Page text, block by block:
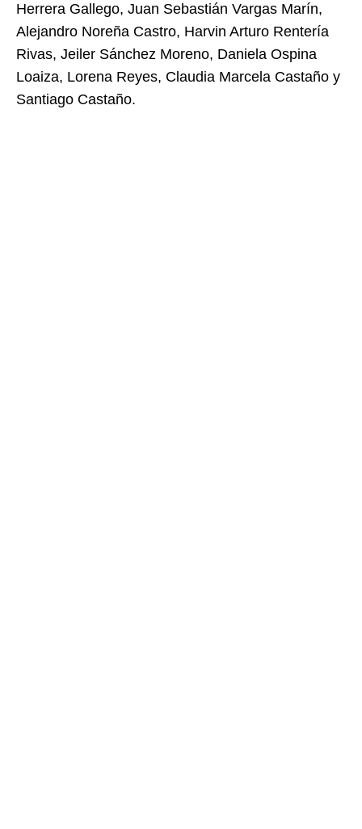
Herrera Gallego, Juan Sebastián Vargas Marín,
Alejandro Noreña Castro, Harvin Arturo Rentería
Rivas, Jeiler Sánchez Moreno, Daniela Ospina
Loaiza, Lorena Reyes, Claudia Marcela Castaño y
Santiago Castaño.